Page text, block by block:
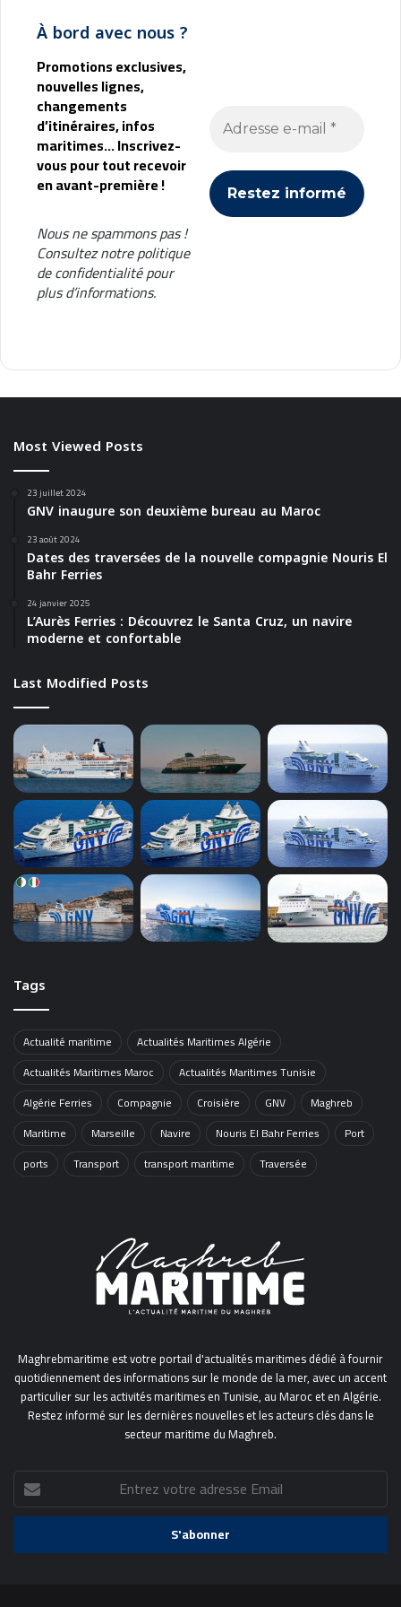
À bord avec nous ?
Promotions exclusives,
nouvelles lignes,
changements
d’itinéraires, infos
maritimes... Inscrivez-
vous pour tout recevoir
en avant-première !
Nous ne spammons pas !
Consultez notrepolitique
de confidentialitépour
plus d’informations.
Most Viewed Posts
23 juillet 2024
GNV inaugure son deuxième bureau au Maroc
23 août 2024
Dates des traversées de la nouvelle compagnie Nouris El
Bahr Ferries
24 janvier 2025
L’Aurès Ferries : Découvrez le Santa Cruz, un navire
moderne et confortable
Last Modified Posts
Tags
Actualité maritime
Actualités Maritimes Algérie
Actualités Maritimes Maroc
Actualités Maritimes Tunisie
Algérie Ferries
Compagnie Croisière GNV
Maghreb
Maritime
Marseille Navire Nouris El Bahr Ferries
Port
ports
Transport transport maritime Traversée
Maghrebmaritime est votre portail d'actualités maritimes dédié à fournir
quotidiennement des informations sur le monde de la mer, avec un accent
particulier sur les activités maritimes en Tunisie, au Maroc et en Algérie.
Restez informé sur les dernières nouvelles et les acteurs clés dans le
secteur maritime du Maghreb.
Entrez
votre
adresse